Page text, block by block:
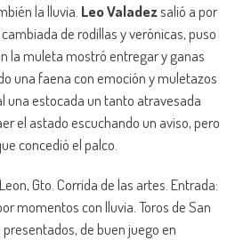
la lluvia. Leo Valadezsalió a por
de rodillas y verónicas, puso
la muleta mostró entregar y ganas
una faena con emoción y muletazos
una estocada un tanto atravesada
el astado escuchando un aviso, pero
concedió el palco.
Gto. Corrida de las artes. Entrada:
momentos con lluvia. Toros de San
de buen juego en